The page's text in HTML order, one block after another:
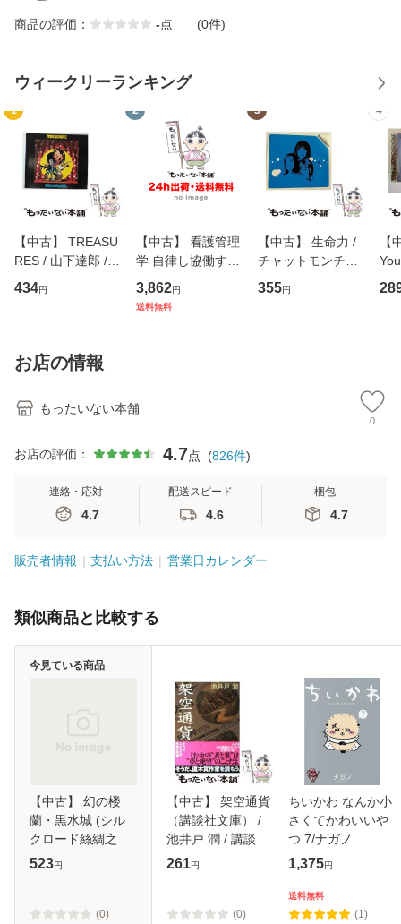
商品の評価： -点 (0件)
ウィークリーランキング
1
【中古】 TREASU
RES / 山下達郎 /
イーストウエス
ト・ジャパン [CD]
434円
2
【中古】 看護管理
学 自律し協働する
専門職の看護マネ
ジメントスキル 改
3,862円
送料無料
3
【中古】 生命力 /
チャットモンチー /
キューンレコード
[CD]【メール便送
355円
4
【
のが
お店の情報
もったいない本舗
0
お店の評価： 4.7点 (826件)
連絡・応対
4.7
配送スピード
4.6
梱包
4.7
販売者情報 支払い方法 営業日カレンダー
類似商品と比較する
【中古】 幻の楼
蘭・黒水城 (シル
クロード絲綢之路
第3巻) / 井上靖、
パーバック]【メー
523円
(0)
今見ている商品
【中古】 架空通貨
（講談社文庫） /
池井戸 潤 / 講談社
[文庫]【メール便送
261円
(0)
ちいかわ なんか小
さくてかわいいや
つ 7/ナガノ
1,375円
送料無料
(1)